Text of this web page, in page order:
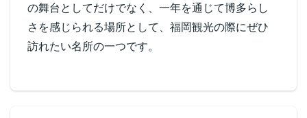
の舞台としてだけでなく、一年を通じて博多らし
さを感じられる場所として、福岡観光の際にぜひ
訪れたい名所の一つです。